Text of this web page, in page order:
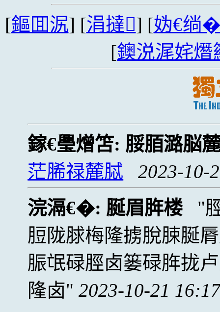
[鏂囬泦] [涓撻] [妫€绱
[鐭涚浘姹熸
鎵€璺熷笘: 脮脜潞脳
茫脪禄麓脦
2023-10-
浣滆€�: 脠眉脌楼
脰陇脙梅隆掳脫脨脠
脤氓碌脛卤篓碌脌拢
隆卤
2023-10-21